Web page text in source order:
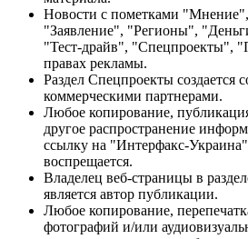
Новости с пометками
"Заявление", "Регионы",
"Тест-драйв", "Спецпроекты",
правах рекламы.
Раздел Спецпроекты создается
коммерческими партнерами.
Любое копирование,
другое распространение
ссылку на "Интерфакс-
воспрещается.
Владелец веб-страницы в
является автор публикации.
Любое копирование,
фотографий и/или